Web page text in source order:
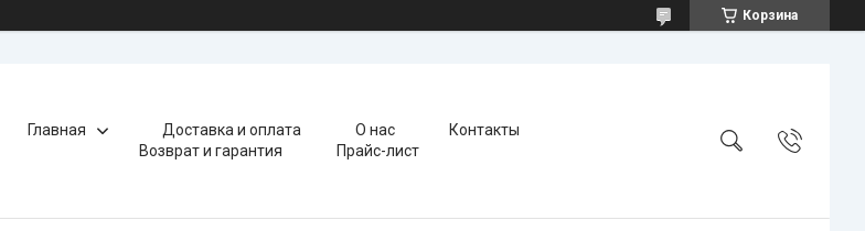
Корзина
Главная Доставка и оплата О нас
Контакты
Возврат и гарантия
Прайс-лист